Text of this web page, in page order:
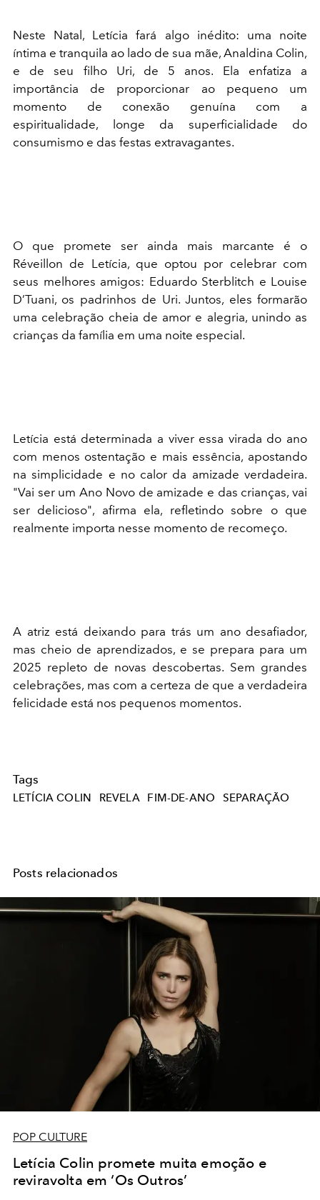
Neste Natal, Letícia fará algo inédito: uma noite
íntima e tranquila ao lado de sua mãe, Analdina Colin,
e de seu filho Uri, de 5 anos. Ela enfatiza a
importância de proporcionar ao pequeno um
momento de conexão genuína com a
espiritualidade, longe da superficialidade do
consumismo e das festas extravagantes.
O que promete ser ainda mais marcante é o
Réveillon de Letícia, que optou por celebrar com
seus melhores amigos: Eduardo Sterblitch e Louise
D’Tuani, os padrinhos de Uri. Juntos, eles formarão
uma celebração cheia de amor e alegria, unindo as
crianças da família em uma noite especial.
Letícia está determinada a viver essa virada do ano
com menos ostentação e mais essência, apostando
na simplicidade e no calor da amizade verdadeira.
"Vai ser um Ano Novo de amizade e das crianças, vai
ser delicioso", afirma ela, refletindo sobre o que
realmente importa nesse momento de recomeço.
A atriz está deixando para trás um ano desafiador,
mas cheio de aprendizados, e se prepara para um
2025 repleto de novas descobertas. Sem grandes
celebrações, mas com a certeza de que a verdadeira
felicidade está nos pequenos momentos.
Tags
LETÍCIA COLIN REVELA FIM-DE-ANO SEPARAÇÃO
Posts relacionados
POP CULTURE
Letícia Colin promete muita emoção e
reviravolta em ‘Os Outros’